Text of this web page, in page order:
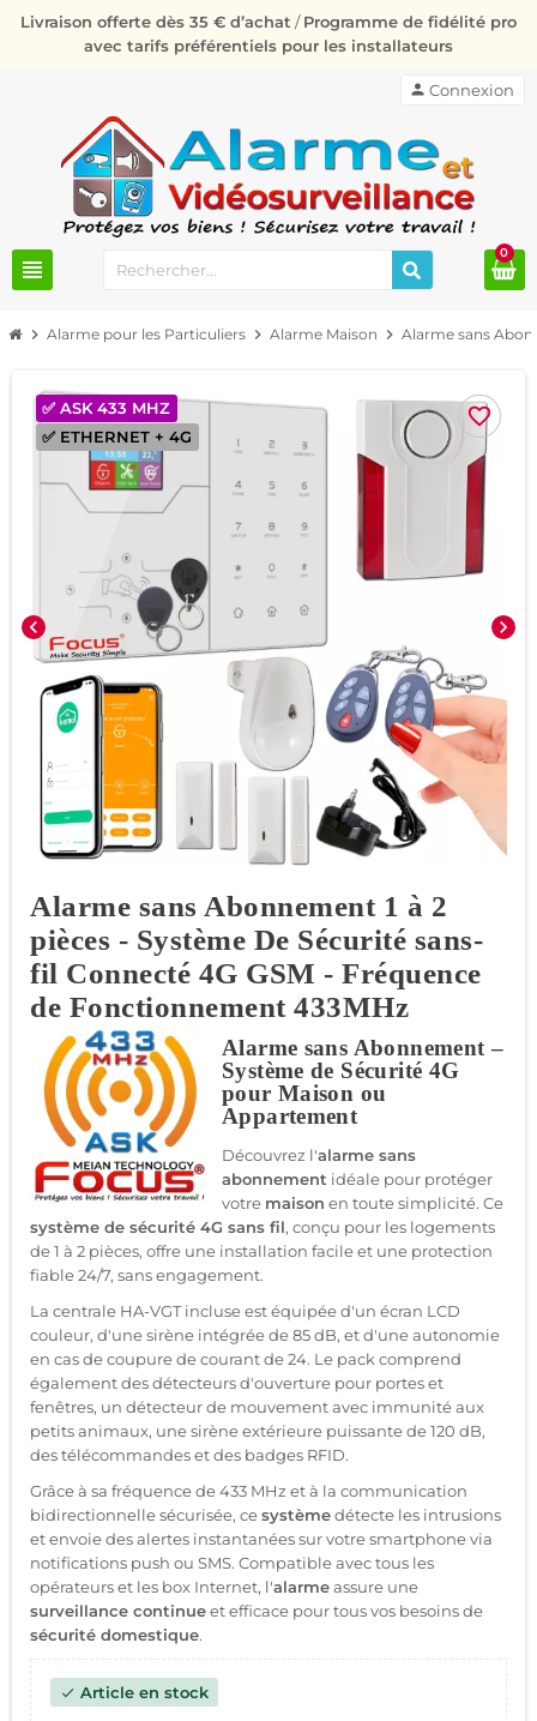
Livraison offerte dès 35 € d’achat /Programme de fidélité pro
avec tarifs préférentiels pour les installateurs
view_headline
person Connexion
0
chevron_right Alarme pour les Particuliers chevron_right Alarme Maison chevron_right Alarme sans
favorite_border
chevron_left chevron_right
✅ ETHERNET + 4G
✅ ASK 433 MHZ
Alarme sans Abonnement 1 à 2
pièces - Système De Sécurité sans-
fil Connecté 4G GSM - Fréquence
de Fonctionnement 433MHz
Alarme sans Abonnement –
Système de Sécurité 4G
pour Maison ou
Appartement
Découvrez l'alarme sans
abonnement idéale pour protéger
votre maison en toute simplicité. Ce
système de sécurité 4G sans fil, conçu pour les logements
de 1 à 2 pièces, offre une installation facile et une protection
fiable 24/7, sans engagement.
La centrale HA-VGT incluse est équipée d'un écran LCD
couleur, d'une sirène intégrée de 85 dB, et d'une autonomie
en cas de coupure de courant de 24. Le pack comprend
également des détecteurs d'ouverture pour portes et
fenêtres, un détecteur de mouvement avec immunité aux
petits animaux, une sirène extérieure puissante de 120 dB,
des télécommandes et des badges RFID.
Grâce à sa fréquence de 433 MHz et à la communication
bidirectionnelle sécurisée, cesystèmedétecte les intrusions
et envoie des alertes instantanées sur votre smartphone via
notifications push ou SMS. Compatible avec tous les
opérateurs et les box Internet, l'alarmeassure une
surveillance continueet efficace pour tous vos besoins de
sécurité domestique.
check Article en stock